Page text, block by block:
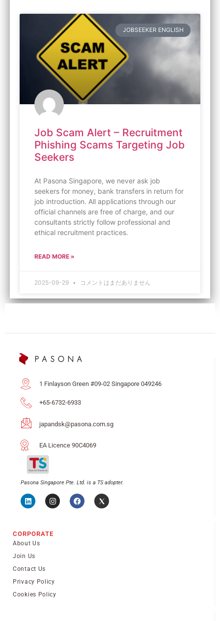
JOBSEEKER ENGLISH
Job Scam Alert – Recruitment
Phishing Scams Targeting Job
Seekers
At Pasona Singapore, we never ask job
seekers for money, bank transfers in return for
job introduction. All applications through our
official channels are free of charge, and our
consultants strictly follow professional and
ethical recruitment practices.
READ MORE »
2025-09-29 コメントはまだありません
1 Finlayson Green #09-02 Singapore 049246
+65-6732-6933
japandsk@pasona.com.sg
EA Licence 90C4069
Pasona Singapore Pte. Ltd. is a TS adopter.
CORPORATE
About Us
Join Us
Contact Us
Privacy Policy
Cookies Policy